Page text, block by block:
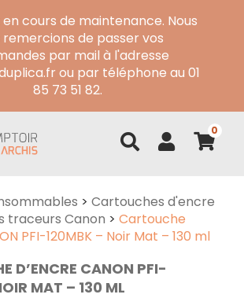
en cours de maintenance. Nous
remercions de passer vos
par mail à l'adresse
ou par téléphone au 01
85 73 51 82.
0
> Cartouches d'encre
traceurs Canon > Cartouche
PFI-120MBK – Noir Mat – 130 ml
D’ENCRE CANON PFI-
MAT – 130 ML